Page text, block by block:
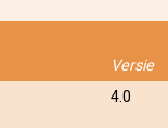
Versie
4.0